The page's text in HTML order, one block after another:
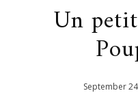
Un
September24